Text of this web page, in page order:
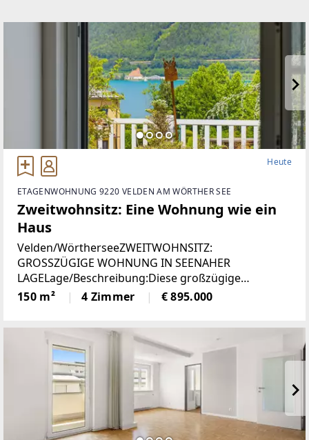
Heute
ETAGENWOHNUNG 9220 VELDEN AM WÖRTHER SEE
Zweitwohnsitz: Eine Wohnung wie ein
Haus
Velden/WörtherseeZWEITWOHNSITZ:
GROSSZÜGIGE WOHNUNG IN SEENAHER
LAGELage/Beschreibung:Diese großzügige
Wohnung vereint hohen Wohnkomfort mit einer
seltenen Zweitwohnsitzwidmung und traumhaftem
150 m² 4 Zimmer € 895.000